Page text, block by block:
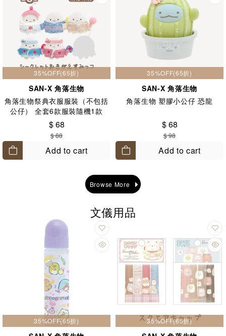
35%OFF(65折)
SAN-X 角落生物
角落生物祭典衣服服裝（不包括
公仔） 全套6款服裝隨機1款
$ 68
$ 88
Add to cart
35%OFF(65折)
SAN-X 角落生物
角落生物 塑膠小公仔 恐龍
$ 68
$ 98
Add to cart
Browse More
文儀用品
35%OFF(65折) 35%OFF(65折)